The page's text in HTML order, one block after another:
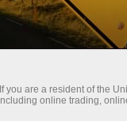
you are a resident of the
online trading,